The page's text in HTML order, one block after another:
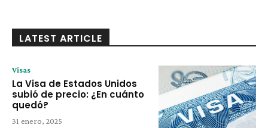
LATEST ARTICLE
Visas
La Visa de Estados Unidos
subió de precio: ¿En cuánto
quedó?
31 enero, 2025